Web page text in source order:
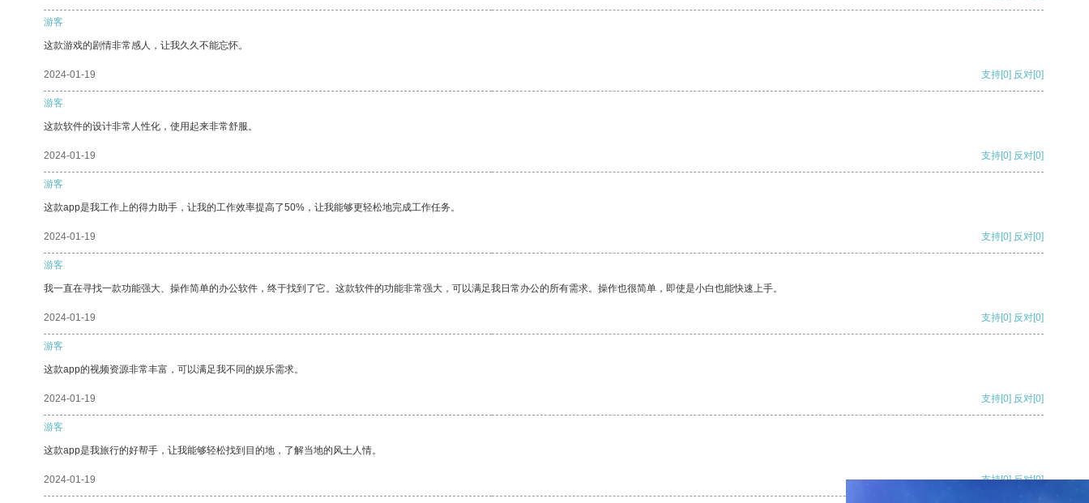
游客
这款游戏的剧情非常感人，让我久久不能忘怀。
2024-01-19 支持[0] 反对[0]
游客
这款软件的设计非常人性化，使用起来非常舒服。
2024-01-19 支持[0] 反对[0]
游客
这款app是我工作上的得力助手，让我的工作效率提高了50%，让我能够更轻松地完成工作任务。
2024-01-19 支持[0] 反对[0]
游客
我一直在寻找一款功能强大、操作简单的办公软件，终于找到了它。这款软件的功能非常强大，可以满足我日常办公的所有需求。操作也很简单，即使是小白也能快速上手。
2024-01-19 支持[0] 反对[0]
游客
这款app的视频资源非常丰富，可以满足我不同的娱乐需求。
2024-01-19 支持[0] 反对[0]
游客
这款app是我旅行的好帮手，让我能够轻松找到目的地，了解当地的风土人情。
2024-01-19 支持[0] 反对[0]